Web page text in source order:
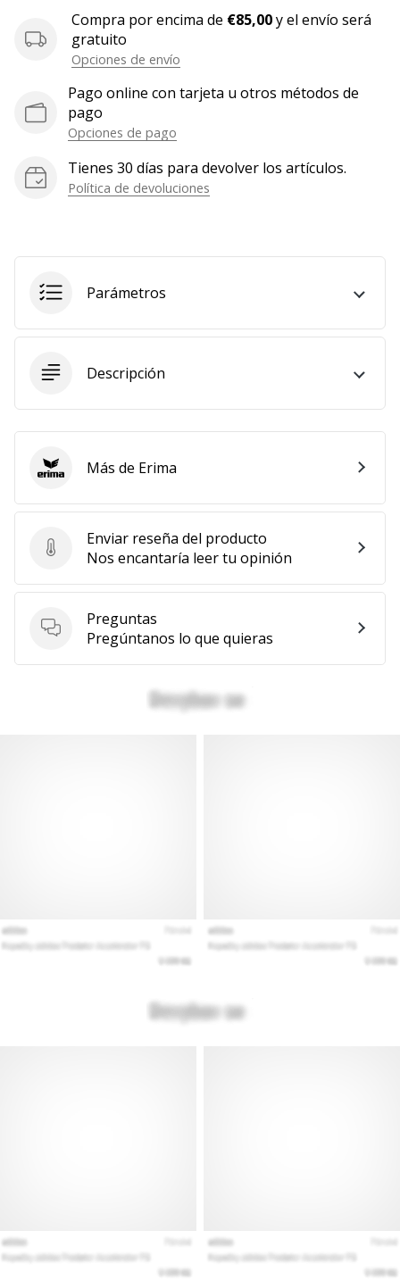
queremos
en
nuestro
equipo!
Mostrar
todos
Compra por encima de €85,00y el envío será
gratuito
Opciones de envío
Pago online con tarjeta u otros métodos de
pago
Opciones de pago
Tienes 30 días para devolver los artículos.
Política de devoluciones
Parámetros
Descripción
Enviar reseña del producto
Enviar reseña del producto
Nos encantaría leer tu opinión
Preguntas
Preguntas
Pregúntanos lo que quieras
ErimaMás de Erima